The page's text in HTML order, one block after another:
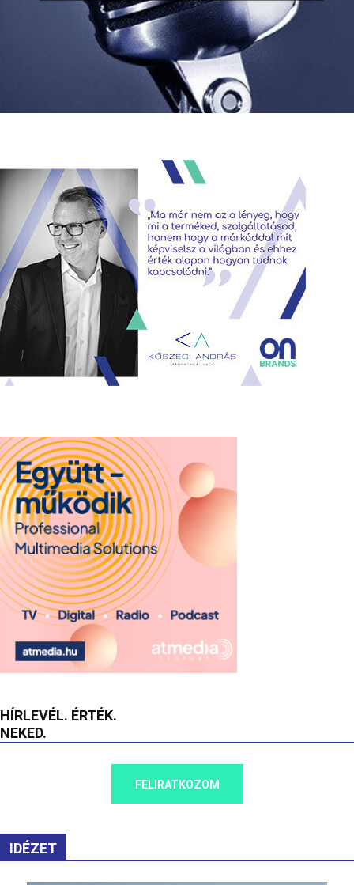
HÍRLEVÉL. ÉRTÉK.
NEKED.
FELIRATKOZOM
IDÉZET